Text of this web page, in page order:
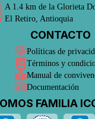
A 1.4 km de la Glorieta
El Retiro, Antioquia
CONTACTO
Políticas de
Términos y
Manual de
Documentación
FAMILIA